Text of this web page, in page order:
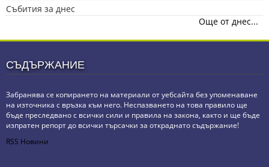
Събития за днес
Още от днес...
СЪДЪРЖАНИЕ
Забранява се копирането на материали от уебсайта без упоменаване
на източника с връзка към него. Неспазването на това правило ще
бъде преследвано с всички сили и правила на закона, както и ще бъде
изпратен репорт до всички търсачки за откраднато съдържание!
RSS Новини